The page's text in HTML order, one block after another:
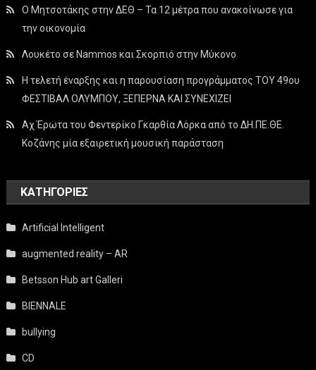
Ο Μητσοτάκης στην ΔΕΘ – Τα 12 μέτρα που ανακοίνωσε για
την οικονομία
Λουκέτο σε Nammos και Σκορπιό στην Μύκονο
Η τελετή έναρξης και η παρουσίαση προγράμματος ΤΟΥ 49ου
ΦΕΣΤΙΒΑΛ ΟΛΥΜΠΟΥ, ΞΕΠΕΡΝΑ ΚΑΙ ΣΥΝΕΧΙΖΕΙ
Αχ Έρωτα του Φεντερίκο Γκαρθία Λόρκα από το ΔΗ.ΠΕ.ΘΕ.
Κοζάνης μία εξαιρετική μουσική παράσταση
KΑΤΗΓΟΡΊΕΣ
Artificial Intelligent
augmented reality – AR
Betsson Hub art Galleri
BIENNALE
bullying
CD